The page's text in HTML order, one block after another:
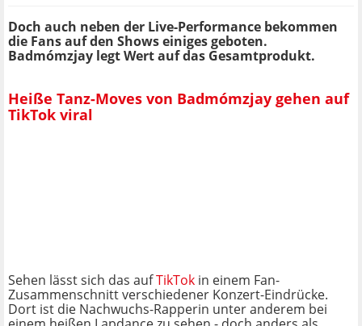
Doch auch neben der Live-Performance bekommen
die Fans auf den Shows einiges geboten.
Badmómzjay legt Wert auf das Gesamtprodukt.
Heiße Tanz-Moves von Badmómzjay gehen auf
TikTok viral
Sehen lässt sich das aufTikTok in einem Fan-
Zusammenschnitt verschiedener Konzert-Eindrücke.
Dort ist die Nachwuchs-Rapperin unter anderem bei